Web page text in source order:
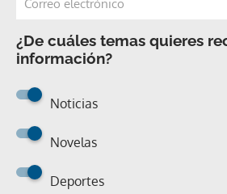
¿De cuáles temas quieres
información?
Noticias
Novelas
Deportes